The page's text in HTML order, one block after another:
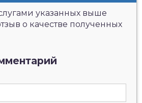
указанных выше
о качестве полученных